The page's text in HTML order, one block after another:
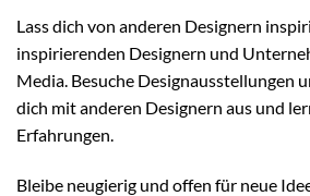
Lass dich von anderen Designern
inspirierenden Designern und
Media. Besuche Designausstellungen
dich mit anderen Designern aus und
Erfahrungen.
Bleibe neugierig und offen für neue